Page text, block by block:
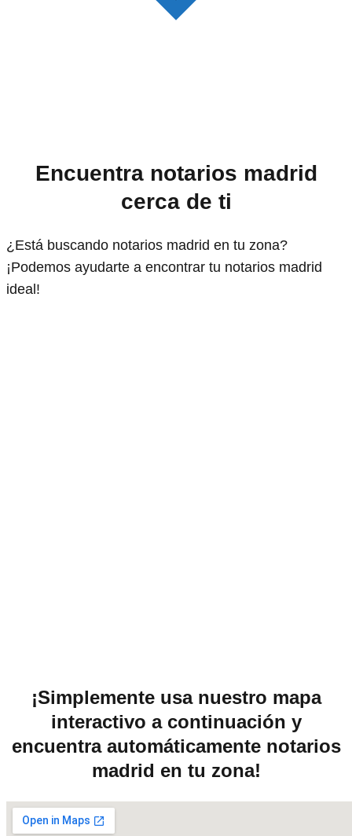
Encuentra notarios madrid
cerca de ti
¿Está buscando notarios madrid en tu zona?
¡Podemos ayudarte a encontrar tu notarios madrid
ideal!
¡Simplemente usa nuestro mapa
interactivo a continuación y
encuentra automáticamente notarios
madrid en tu zona!